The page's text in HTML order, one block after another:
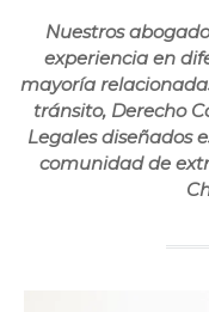
Nuestros
experiencia en
mayoría
tránsito, Derecho
Legales diseñados
comunidad de